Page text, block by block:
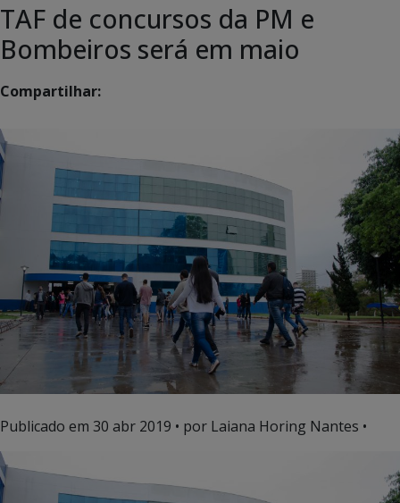
TAF de concursos da PM e
Bombeiros será em maio
Compartilhar:
Publicado em 30 abr 2019 • por Laiana Horing Nantes •